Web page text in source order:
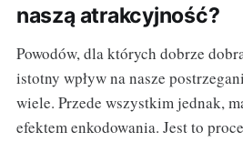
naszą atrakcyjność?
Powodów, dla których dobrze
istotny wpływ na nasze
wiele. Przede wszystkim jednak,
efektem enkodowania. Jest to